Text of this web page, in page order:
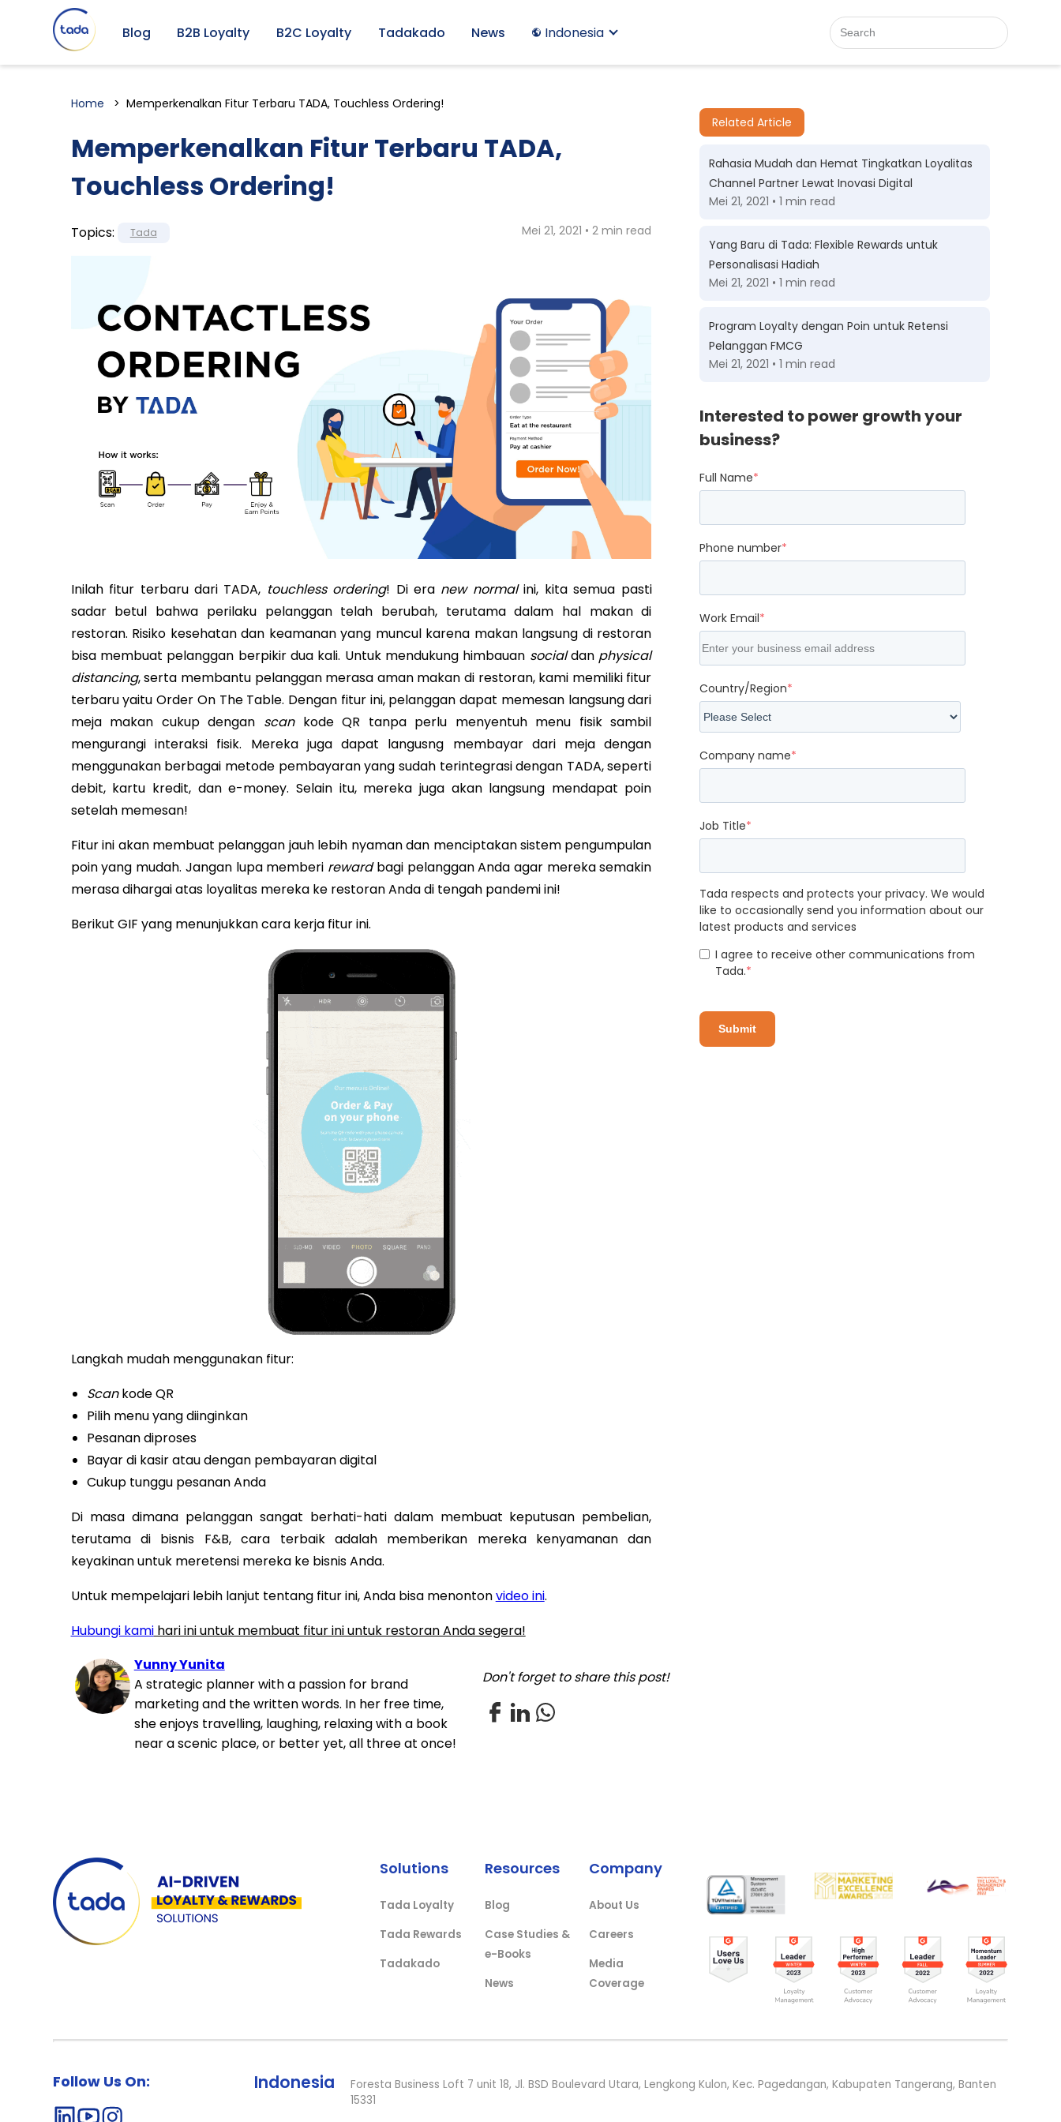
Blog B2B Loyalty B2C Loyalty Tadakado News Indonesia
Home Memperkenalkan Fitur Terbaru TADA, Touchless Ordering!
Memperkenalkan Fitur Terbaru TADA,
Touchless Ordering!
Topics: Tada Mei 21, 2021 • 2 min read
Inilah fitur terbaru dari TADA, touchless ordering! Di era new normalini, kita semua pasti
sadar betul bahwa perilaku pelanggan telah berubah, terutama dalam hal makan di
restoran. Risiko kesehatan dan keamanan yang muncul karena makan langsung di restoran
bisa membuat pelanggan berpikir dua kali. Untuk mendukung himbauan socialdan physical
distancing, serta membantu pelanggan merasa aman makan di restoran, kami memiliki fitur
terbaru yaitu Order On The Table. Dengan fitur ini, pelanggan dapat memesan langsung dari
meja makan cukup dengan scan kode QR tanpa perlu menyentuh menu fisik sambil
mengurangi interaksi fisik. Mereka juga dapat langusng membayar dari meja dengan
menggunakan berbagai metode pembayaran yang sudah terintegrasi dengan TADA, seperti
debit, kartu kredit, dan e-money. Selain itu, mereka juga akan langsung mendapat poin
setelah memesan!
Fitur ini akan membuat pelanggan jauh lebih nyaman dan menciptakan sistem pengumpulan
poin yang mudah. Jangan lupa memberi rewardbagi pelanggan Anda agar mereka semakin
merasa dihargai atas loyalitas mereka ke restoran Anda di tengah pandemi ini!
Berikut GIF yang menunjukkan cara kerja fitur ini.
Langkah mudah menggunakan fitur:
Scankode QR
Pilih menu yang diinginkan
Pesanan diproses
Bayar di kasir atau dengan pembayaran digital
Cukup tunggu pesanan Anda
Di masa dimana pelanggan sangat berhati-hati dalam membuat keputusan pembelian,
terutama di bisnis F&B, cara terbaik adalah memberikan mereka kenyamanan dan
keyakinan untuk meretensi mereka ke bisnis Anda.
Untuk mempelajari lebih lanjut tentang fitur ini, Anda bisa menontonvideo ini.
Hubungi kamihari ini untuk membuat fitur ini untuk restoran Anda segera!
Yunny Yunita
A strategic planner with a passion for brand
marketing and the written words. In her free time,
she enjoys travelling, laughing, relaxing with a book
near a scenic place, or better yet, all three at once!
Don't forget to share this post!
Related Article
Rahasia Mudah dan Hemat Tingkatkan Loyalitas
Channel Partner Lewat Inovasi Digital
Mei 21, 2021 • 1 min read
Yang Baru di Tada: Flexible Rewards untuk
Personalisasi Hadiah
Mei 21, 2021 • 1 min read
Program Loyalty dengan Poin untuk Retensi
Pelanggan FMCG
Mei 21, 2021 • 1 min read
Interested to power growth your
business?
Full Name*
Phone number*
Work Email*
Country/Region*
Company name*
Job Title*
Tada respects and protects your privacy. We would
like to occasionally send you information about our
latest products and services
I agree to receive other communications from
Tada.*
Solutions
Tada Loyalty
Tada Rewards
Tadakado
Resources
Blog
Case Studies &
e-Books
News
Company
About Us
Careers
Media
Coverage
Follow Us On: Indonesia
Foresta Business Loft 7 unit 18, Jl. BSD Boulevard Utara, Lengkong Kulon, Kec. Pagedangan, Kabupaten Tangerang, Banten
15331